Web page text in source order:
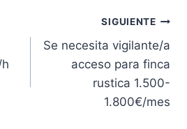
SIGUIENTE
Se necesita vigilante/a
acceso para finca
rustica 1.500-
1.800€/mes